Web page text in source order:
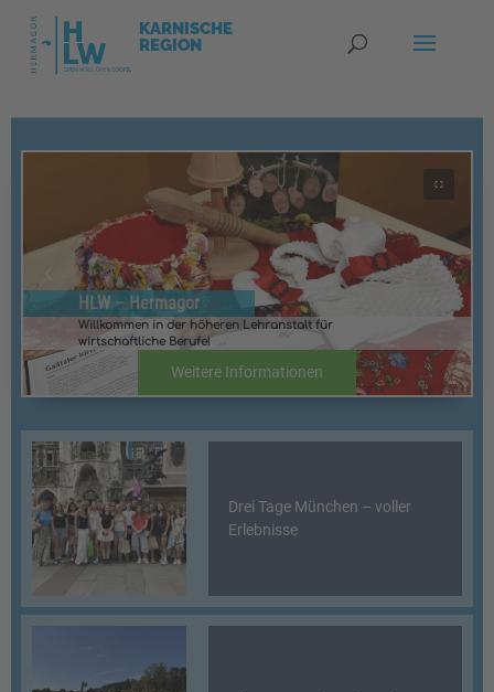
HLW – Hermagor
Willkommen in der höheren Lehranstalt für
wirtschaftliche Berufe!
Weitere Informationen
Drei Tage München – voller
Erlebnisse